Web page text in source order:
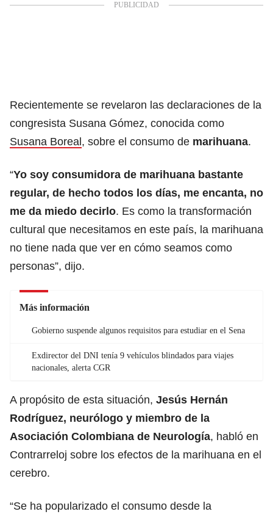
Recientemente se revelaron las declaraciones de la
congresista Susana Gómez, conocida como
Susana Boreal, sobre el consumo de marihuana.
“Yo soy consumidora de marihuana bastante
regular, de hecho todos los días, me encanta, no
me da miedo decirlo. Es como la transformación
cultural que necesitamos en este país, la marihuana
no tiene nada que ver en cómo seamos como
personas”, dijo.
Más información
Gobierno suspende algunos requisitos para estudiar en el Sena
Exdirector del DNI tenía 9 vehículos blindados para viajes
nacionales, alerta CGR
A propósito de esta situación, Jesús Hernán
Rodríguez, neurólogo y miembro de la
Asociación Colombiana de Neurología, habló en
Contrarreloj sobre los efectos de la marihuana en el
cerebro.
“Se ha popularizado el consumo desde la